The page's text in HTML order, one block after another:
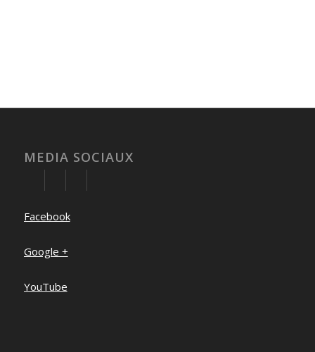
MEDIA SOCIAUX
Facebook
Google +
YouTube